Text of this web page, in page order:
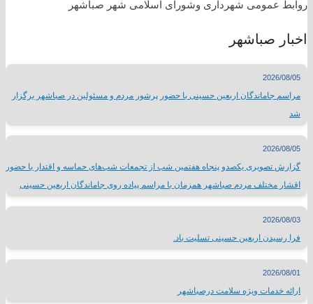
روابط عمومی شهرداری وشورای اسلامی شهر صباشهر
اخبار صباشهر
2026/08/05
مراسم جاماندگان اربعین حسینی با حضور پرشور مردم و مسئولین در صباشهر برگزار
شد
2026/08/05
گزارش تصویری یکصدو پنجاه هفتمین شب از تجمعات شب‌های حماسه و اقتدار با حضور
اقشار مختلف مردم صباشهر همزمان با مراسم پیاده روی جاماندگان اربعین حسینی
2026/08/03
فرا رسیدن اربعین حسینی تسلیت باد.
2026/08/01
ارائه خدمات ویژه سلامت درصباشهر